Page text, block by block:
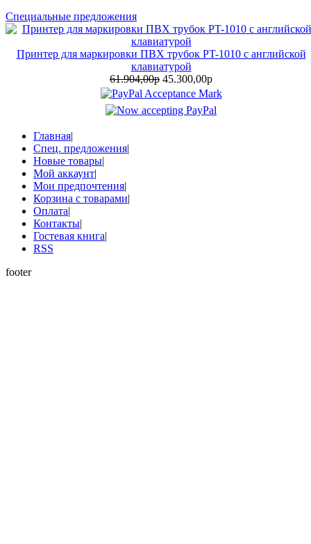
Специальные предложения
Принтер для маркировки ПВХ трубок PT-1010 с английской
клавиатурой
61.904,00р 45.300,00р
Главная|
Спец. предложения|
Новые товары|
Мой аккаунт|
Мои предпочтения|
Корзина с товарами|
Оплата|
Контакты|
Гостевая книга|
RSS
footer